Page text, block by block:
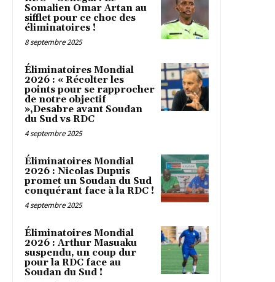
Somalien Omar Artan au
sifflet pour ce choc des
éliminatoires !
8 septembre 2025
Éliminatoires Mondial
2026 : « Récolter les
points pour se rapprocher
de notre objectif
»,Desabre avant Soudan
du Sud vs RDC
4 septembre 2025
Éliminatoires Mondial
2026 : Nicolas Dupuis
promet un Soudan du Sud
conquérant face à la RDC !
4 septembre 2025
Éliminatoires Mondial
2026 : Arthur Masuaku
suspendu, un coup dur
pour la RDC face au
Soudan du Sud !